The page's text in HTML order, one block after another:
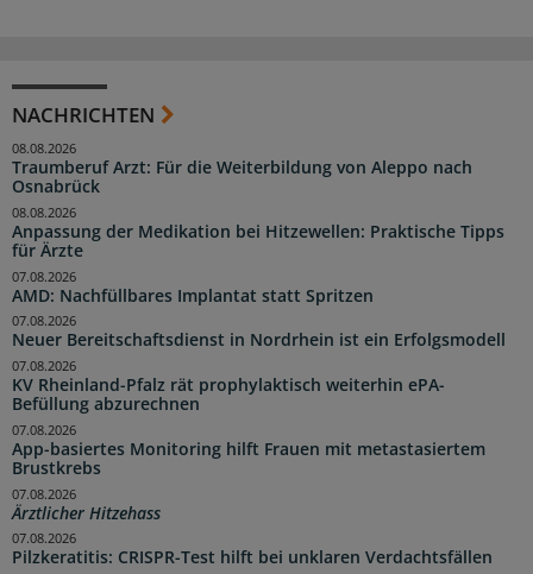
NACHRICHTEN
Traumberuf Arzt: Für die Weiterbildung von Aleppo nach
Osnabrück
08.08.2026
Anpassung der Medikation bei Hitzewellen: Praktische Tipps
für Ärzte
08.08.2026
AMD: Nachfüllbares Implantat statt Spritzen
07.08.2026
Neuer Bereitschaftsdienst in Nordrhein ist ein Erfolgsmodell
07.08.2026
KV Rheinland-Pfalz rät prophylaktisch weiterhin ePA-
Befüllung abzurechnen
07.08.2026
App-basiertes Monitoring hilft Frauen mit metastasiertem
Brustkrebs
07.08.2026
Ärztlicher Hitzehass
07.08.2026
Pilzkeratitis: CRISPR-Test hilft bei unklaren Verdachtsfällen
07.08.2026